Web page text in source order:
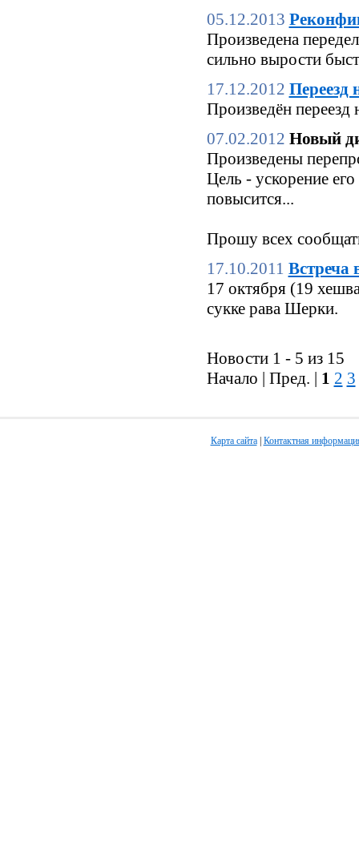
05.12.2013
Произведена
сильно вырости
17.12.2012 Переезд
Произведён переезд
07.02.2012 Новый
Произведены
Цель - ускорение
повысится...
Прошу всех
17.10.2011 Встреча
17 октября (19
сукке рава Шерки.
Новости 1 - 5 из 15
Начало | Пред. | 1 2 3
Карта сайта| Контактная